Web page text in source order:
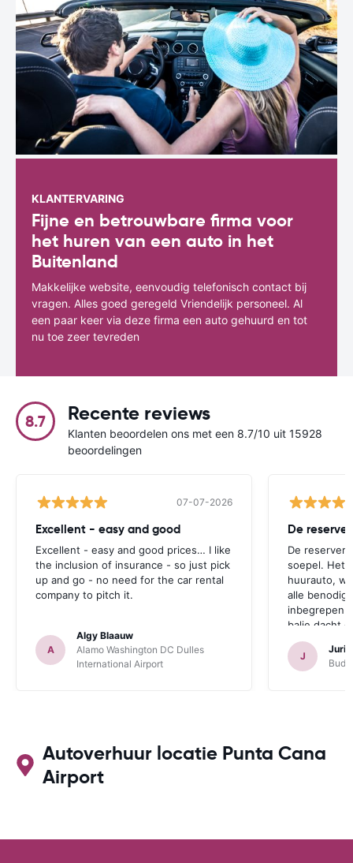
KLANTERVARING
Fijne en betrouwbare firma voor
het huren van een auto in het
Buitenland
Makkelijke website, eenvoudig telefonisch contact bij
vragen. Alles goed geregeld Vriendelijk personeel. Al
een paar keer via deze firma een auto gehuurd en tot
nu toe zeer tevreden
8.7 Recente reviews
Klanten beoordelen ons met een 8.7/10 uit 15928
beoordelingen
07-07-2026
Excellent - easy and good
Excellent - easy and good prices… I like
the inclusion of insurance - so just pick
up and go - no need for the car rental
company to pitch it.
A
Algy Blaauw
Alamo Washington DC Dulles
International Airport
De
soepel. Het
huurauto,
alle
inbegrepen.
balie dacht
probeerde
verzekering
waren we
afgewezen.
J
Autoverhuur locatie Punta Cana
Airport